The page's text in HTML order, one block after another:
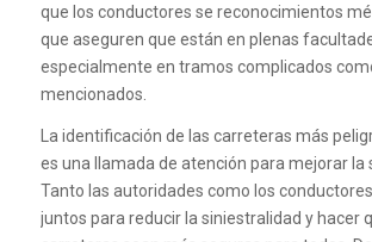
que los conductores se reconocimientos
que aseguren que están en plenas
especialmente en tramos complicados
mencionados.
La identificación de las carreteras más
es una llamada de atención para mejorar la
Tanto las autoridades como los
juntos para reducir la siniestralidad y hacer